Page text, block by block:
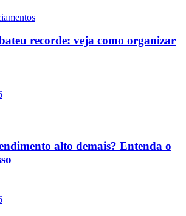
recorde: veja como organizar
alto demais? Entenda o